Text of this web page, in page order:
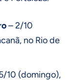
– 2/10
no Rio de
10 (domingo),